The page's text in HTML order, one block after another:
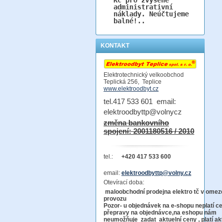
administrativní
náklady. Neúčtujeme
balné!..
KONTAKT
Elektrotechnický velkoobchod
Teplická 256, Teplice
www.elektroodbyt.cz
tel.417 533 601 email:
elektroodbyttp@volnycz
změna bankovního
spojení: 2001180516 / 2010
tel.: +420 417 533 600
email: elektroodbyttp@volny.cz
Otevírací doba:
maloobchodní prodejna elektro tč v
Pozor- u objednávek na e-shopu neplatí
přepravy na objednávce,na eshopu nám
neumožňuje zadat aktuelní ceny , platí